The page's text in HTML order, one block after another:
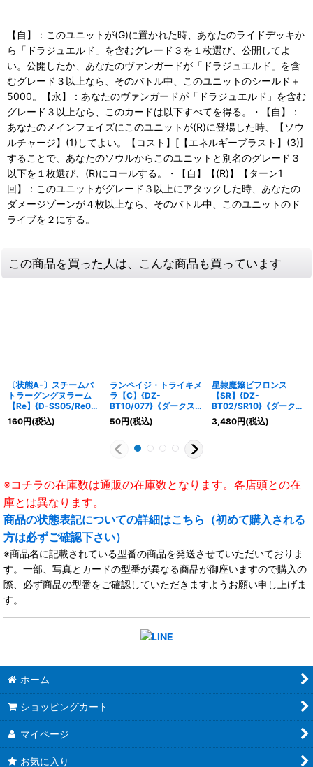
【自】：このユニットが(G)に置かれた時、あなたのライドデッキか
ら「ドラジュエルド」を含むグレード３を１枚選び、公開してよ
い。公開したか、あなたのヴァンガードが「ドラジュエルド」を含
むグレード３以上なら、そのバトル中、このユニットのシールド＋
5000。【永】：あなたのヴァンガードが「ドラジュエルド」を含む
グレード３以上なら、このカードは以下すべてを得る。・【自】：
あなたのメインフェイズにこのユニットが(R)に登場した時、【ソウ
ルチャージ】(1)してよい。【コスト】[【エネルギーブラスト】(3)]
することで、あなたのソウルからこのユニットと別名のグレード３
以下を１枚選び、(R)にコールする。・【自】【(R)】【ターン1
回】：このユニットがグレード３以上にアタックした時、あなたの
ダメージゾーンが４枚以上なら、そのバトル中、このユニットのド
ライブを２にする。
この商品を買った人は、こんな商品も買っています
〔状態A-〕スチームバ
トラーグングヌラーム
【Re】{D-SS05/Re08}
《ダークステイツ》
160円(税込)
ランペイジ・トライキメ
ラ【C】{DZ-
BT10/077}《ダークステ
イツ》
50円(税込)
星隷魔嬢ビフロンス
【SR】{DZ-
BT02/SR10}《ダークス
テイツ》
3,480円(税込)
※コチラの在庫数は通販の在庫数となります。各店頭との在
庫とは異なります。
商品の状態表記についての詳細はこちら（初めて購入される
方は必ずご確認下さい）
※商品名に記載されている型番の商品を発送させていただいておりま
す。一部、写真とカードの型番が異なる商品が御座いますので購入の
際、必ず商品の型番をご確認していただきますようお願い申し上げま
す。
ホーム
ショッピングカート
マイページ
お気に入り